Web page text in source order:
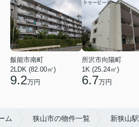
飯能市南町
2LDK (82.00㎡)
9.2万円
所沢市向陽町
1K (25.24㎡)
6.7万円
ム 狭山市の物件一覧 新狭山駅